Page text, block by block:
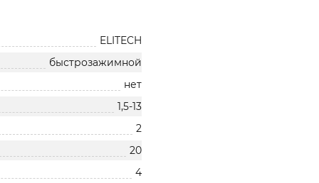
ELITECH
быстрозажимной
нет
1,5-13
2
20
4